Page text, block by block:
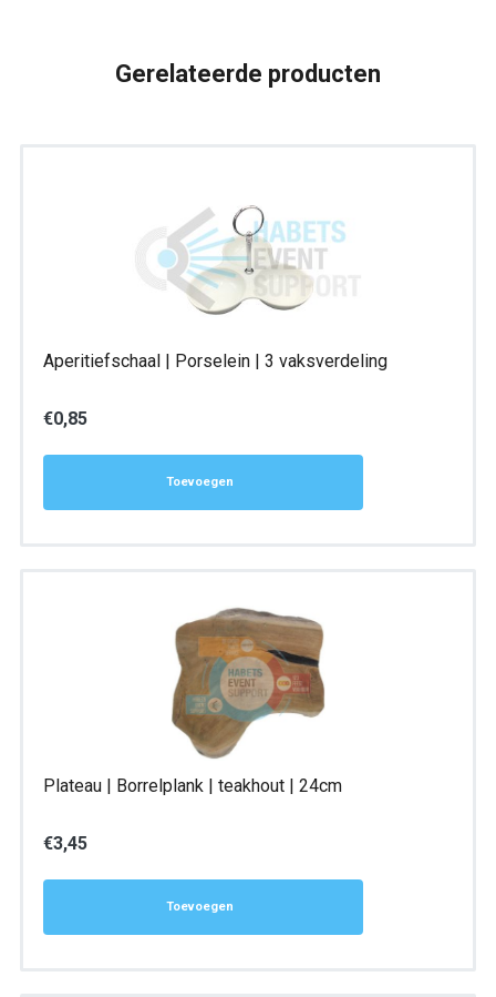
Gerelateerde producten
Aperitiefschaal | Porselein | 3 vaksverdeling
€0,85
Toevoegen
Plateau | Borrelplank | teakhout | 24cm
€3,45
Toevoegen